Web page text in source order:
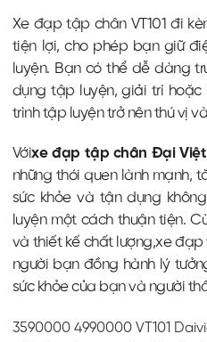
Xe đạp tập chân VT101 đi
tiện lợi, cho phép bạn giữ
luyện. Bạn có thể dễ dàng
dụng tập luyện, giải trí
trình tập luyện trở nên thú vị
Vớixe đạp tập chân Đại Việt
những thói quen lành mạnh,
sức khỏe và tận dụng
luyện một cách thuận tiện.
và thiết kế chất lượng,xe đạp
người bạn đồng hành lý
sức khỏe của bạn và người
3590000 4990000 VT101